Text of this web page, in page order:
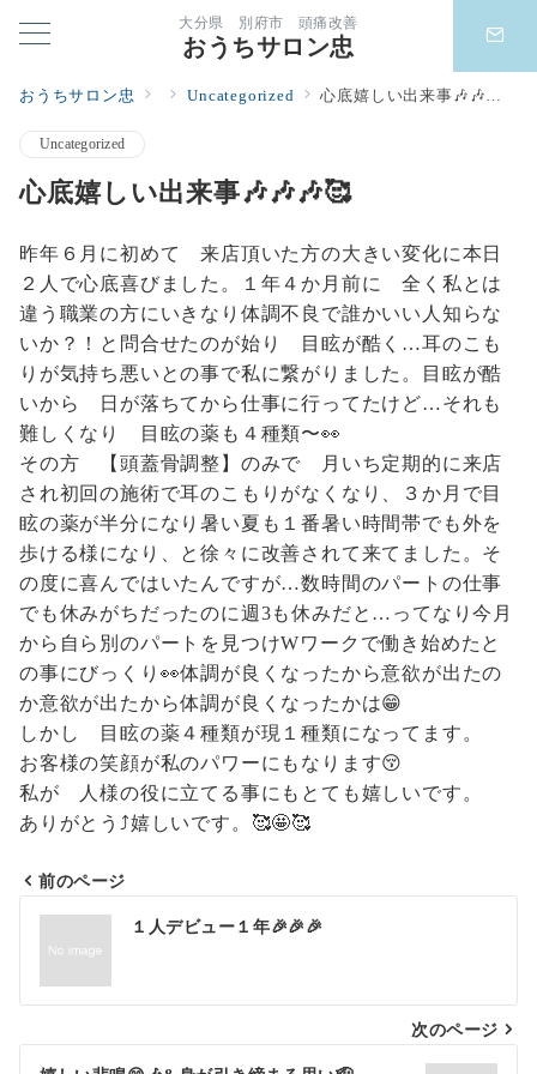
大分県 別府市 頭痛改善
おうちサロン忠
おうちサロン忠 Uncategorized 心底嬉しい出来事🎶🎶🎶🥰
Uncategorized
心底嬉しい出来事🎶🎶🎶🥰
昨年６月に初めて 来店頂いた方の大きい変化に本日
２人で心底喜びました。１年４か月前に 全く私とは
違う職業の方にいきなり体調不良で誰かいい人知らな
いか？！と問合せたのが始り 目眩が酷く…耳のこも
りが気持ち悪いとの事で私に繋がりました。目眩が酷
いから 日が落ちてから仕事に行ってたけど…それも
難しくなり 目眩の薬も４種類〜👀
その方 【頭蓋骨調整】のみで 月いち定期的に来店
され初回の施術で耳のこもりがなくなり、３か月で目
眩の薬が半分になり暑い夏も１番暑い時間帯でも外を
歩ける様になり、と徐々に改善されて来てました。そ
の度に喜んではいたんですが…数時間のパートの仕事
でも休みがちだったのに週3も休みだと…ってなり今月
から自ら別のパートを見つけWワークで働き始めたと
の事にびっくり👀体調が良くなったから意欲が出たの
か意欲が出たから体調が良くなったかは😁
しかし 目眩の薬４種類が現１種類になってます。
お客様の笑顔が私のパワーにもなります😚
私が 人様の役に立てる事にもとても嬉しいです。
ありがとう⤴️嬉しいです。🥰🤩🥰
投
ナ
ビ
前のページ
１人デビュー１年🎉🎉🎉
次のページ